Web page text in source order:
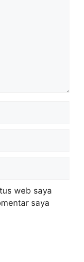
web saya
saya